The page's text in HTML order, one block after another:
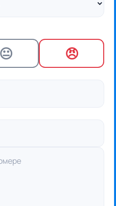
😐 😠